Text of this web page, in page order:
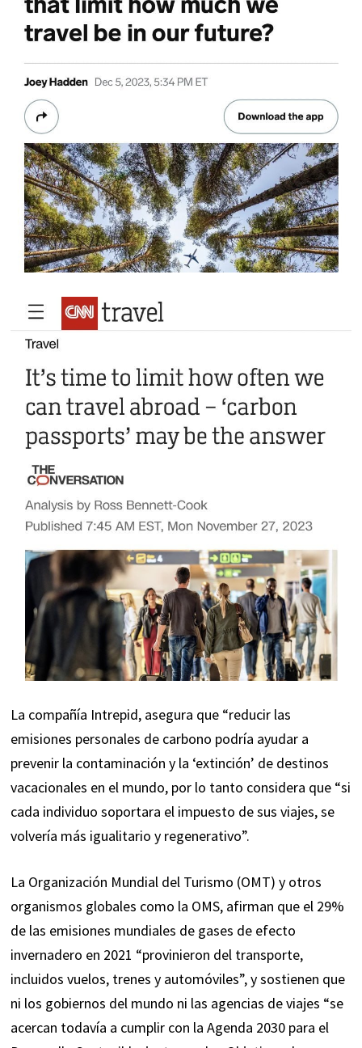
La compañía Intrepid, asegura que “reducir las
emisiones personales de carbono podría ayudar a
prevenir la contaminación y la ‘extinción’ de destinos
vacacionales en el mundo, por lo tanto considera que “si
cada individuo soportara el impuesto de sus viajes, se
volvería más igualitario y regenerativo”.
La Organización Mundial del Turismo (OMT) y otros
organismos globales como la OMS, afirman que el 29%
de las emisiones mundiales de gases de efecto
invernadero en 2021 “provinieron del transporte,
incluidos vuelos, trenes y automóviles”, y sostienen que
ni los gobiernos del mundo ni las agencias de viajes “se
acercan todavía a cumplir con la Agenda 2030 para el